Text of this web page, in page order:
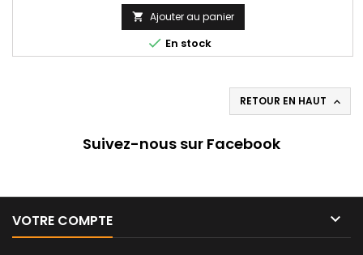
 Ajouter au panier
 En stock
RETOUR EN HAUT 
Suivez-nous sur Facebook
VOTRE COMPTE 